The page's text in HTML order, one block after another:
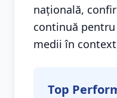
națională,
continuă
medii în
Top